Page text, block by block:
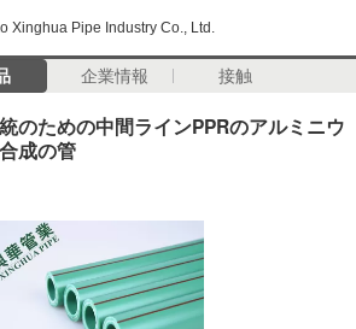
Xinghua Pipe Industry Co., Ltd.
企業情報 接触
のための中間ラインPPRのアルミニウ
成の管